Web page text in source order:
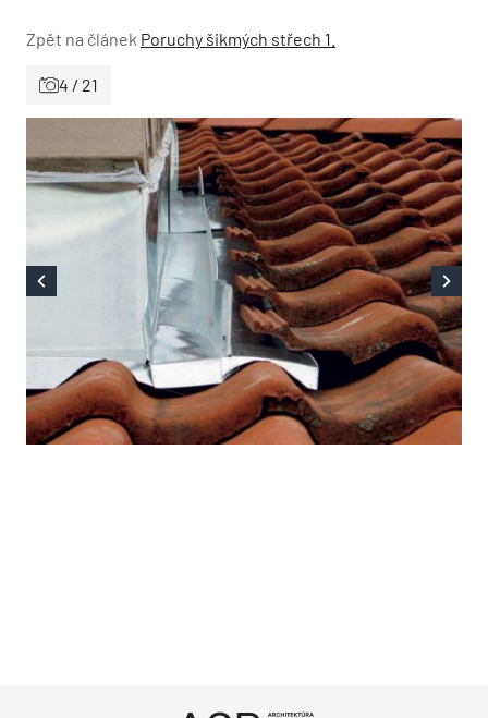
Zpět na článek Poruchy šikmých střech 1.
4 / 21